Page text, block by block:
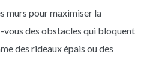
murs pour maximiser la
des obstacles qui bloquent
des rideaux épais ou des